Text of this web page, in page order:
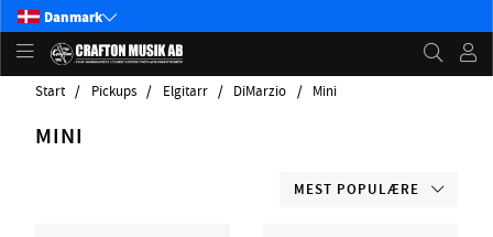
Danmark
Start Pickups Elgitarr DiMarzio Mini
MINI
MEST POPULÆRE